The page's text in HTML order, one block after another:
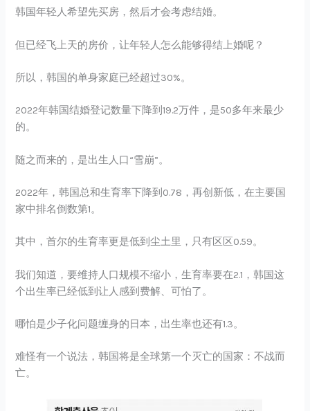
韩国年轻人希望先买房，然后才会考虑结婚。
但已经飞上天的房价，让年轻人怎么能够得结上婚呢？
所以，韩国的单身家庭已经超过30%。
2022年韩国结婚登记数量下降到19.2万件，是50多年来最少
的。
随之而来的，是出生人口“雪崩”。
2022年，韩国总和生育率下降到0.78，再创新低，在主要国
家中排名倒数第1。
其中，首尔的生育率更是低到尘土里，只有区区0.59。
我们知道，要维持人口规模不缩小，生育率要在2.1，韩国这
个出生率已经低到让人感到费解、可怕了。
哪怕是少子化问题缠身的日本，出生率也还有1.3。
难怪有一个说法，韩国将是全球第一个灭亡的国家：不战而
亡。